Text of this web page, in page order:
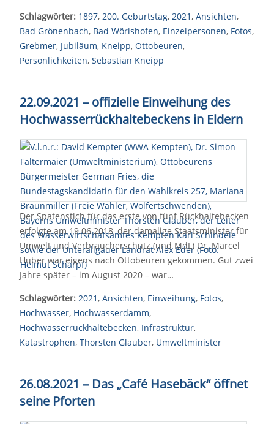
Schlagwörter: 1897, 200. Geburtstag, 2021, Ansichten,
Bad Grönenbach, Bad Wörishofen, Einzelpersonen, Fotos,
Grebmer, Jubiläum, Kneipp, Ottobeuren,
Persönlichkeiten, Sebastian Kneipp
22.09.2021 – offizielle Einweihung des
Hochwasserrückhaltebeckens in Eldern
Der Spatenstich für das erste von fünf Rückhaltebecken
erfolgte am 19.06.2018, der damalige Staatsminister für
Umwelt und Verbraucherschutz (und MdL) Dr. Marcel
Huber war eigens nach Ottobeuren gekommen. Gut zwei
Jahre später – im August 2020 – war…
Schlagwörter: 2021, Ansichten, Einweihung, Fotos,
Hochwasser, Hochwasserdamm,
Hochwasserrückhaltebecken, Infrastruktur,
Katastrophen, Thorsten Glauber, Umweltminister
26.08.2021 – Das „Café Hasebäck“ öffnet
seine Pforten